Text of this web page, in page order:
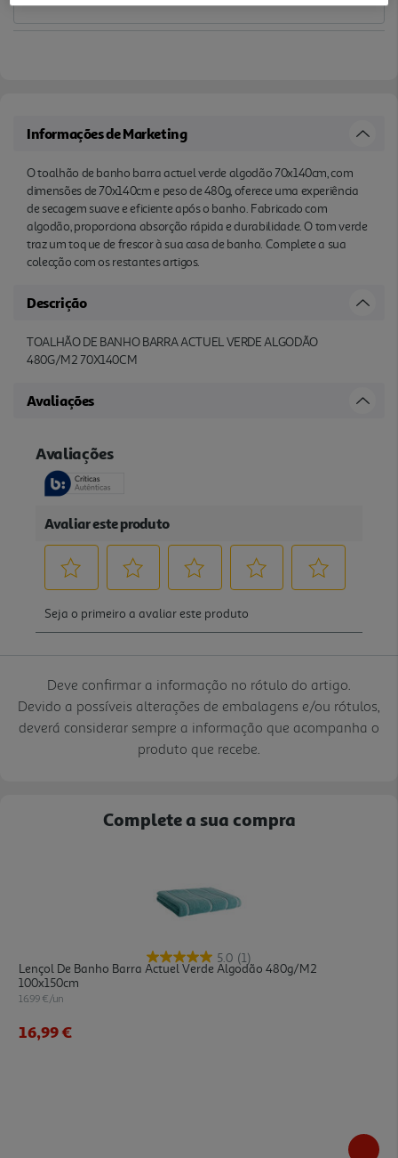
Informações de Marketing
O toalhão de banho barra actuel verde algodão 70x140cm, com
dimensões de 70x140cm e peso de 480g, oferece uma experiência
de secagem suave e eficiente após o banho. Fabricado com
algodão, proporciona absorção rápida e durabilidade. O tom verde
traz um toq ue de frescor à sua casa de banho. Complete a sua
colecção com os restantes artigos.
Descrição
TOALHÃO DE BANHO BARRA ACTUEL VERDE ALGODÃO
480G/M2 70X140CM
Avaliações
Deve confirmar a informação no rótulo do artigo.
Devido a possíveis alterações de embalagens e/ou rótulos,
deverá considerar sempre a informação que acompanha o
produto que recebe.
Complete a sua compra
5.0 (1)
Lençol De Banho Barra Actuel Verde Algodão 480g/m2
100x150cm
16.99 €/un
16,99 €